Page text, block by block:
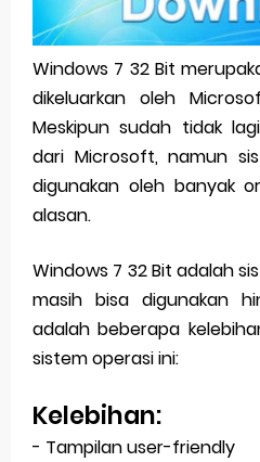
Aplikasi Togel Android:
Siap Video Call, tapi
Windows 7 32 Bit
dikeluarkan oleh
Meskipun sudah tidak
dari Microsoft, namun
digunakan oleh banyak
alasan.
Windows 7 32 Bit adalah
masih bisa digunakan
adalah beberapa
sistem operasi ini:
Kelebihan:
- Tampilan user-friendly